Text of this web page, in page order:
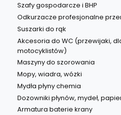
Szafy gospodarcze i BHP
Odkurzacze profesjonalne
Suszarki do rąk
Akcesoria do WC (przewijaki,
motocyklistów)
Maszyny do szorowania
Mopy, wiadra, wózki
Mydła płyny chemia
Dozowniki płynów, mydeł,
Armatura baterie krany